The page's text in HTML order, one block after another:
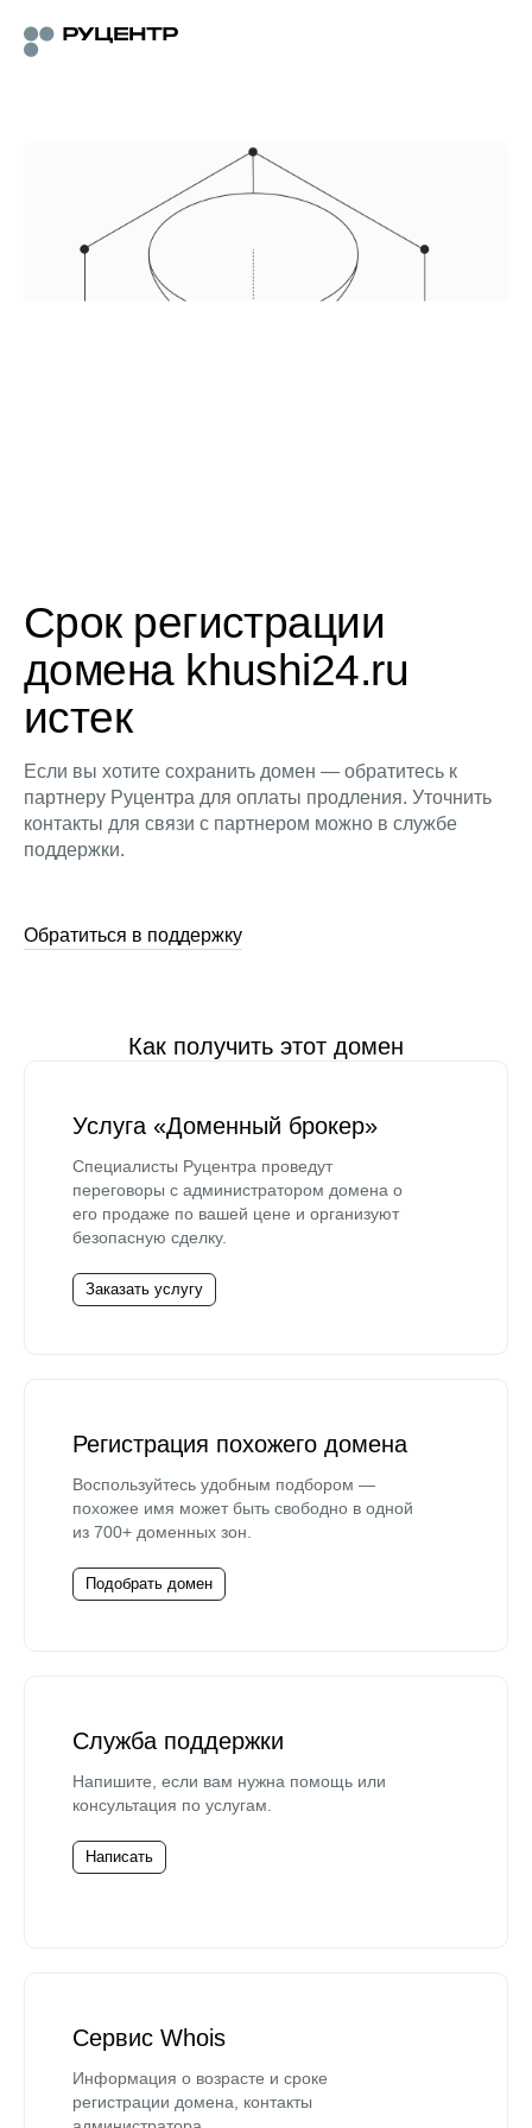
Срок регистрации
домена khushi24.ru
истек
Если вы хотите сохранить домен — обратитесь к
партнеру Руцентра для оплаты продления. Уточнить
контакты для связи с партнером можно в службе
поддержки.
Обратиться в поддержку
Как получить этот домен
Услуга «Доменный брокер»
Специалисты Руцентра проведут
переговоры с администратором домена о
его продаже по вашей цене и организуют
безопасную сделку.
Заказать услугу
Регистрация похожего домена
Воспользуйтесь удобным подбором —
похожее имя может быть свободно в одной
из 700+ доменных зон.
Подобрать домен
Служба поддержки
Напишите, если вам нужна помощь или
консультация по услугам.
Написать
Сервис Whois
Информация о возрасте и сроке
регистрации домена, контакты